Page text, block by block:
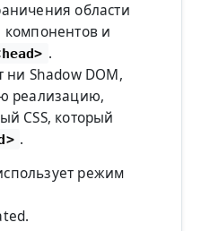
области
компонентов и
.
ни Shadow DOM,
реализацию,
CSS, который
.
режим